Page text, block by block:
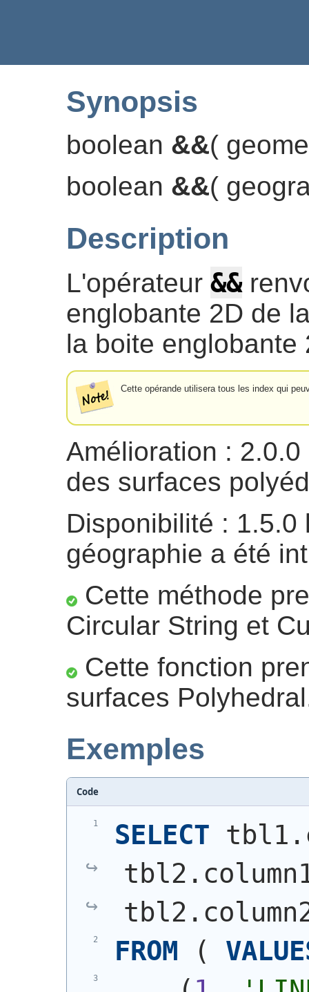
Synopsis
boolean &&(
boolean &&(
Description
L'opérateur &&
englobante 2D de
la boite englobante
Cette opérande utilisera tous les index qui
Amélioration :
des surfaces
Disponibilité : 1.5.0
géographie a été
Cette méthode
Circular String et
Cette fonction
surfaces
Exemples
Code
SELECT
FROM
(